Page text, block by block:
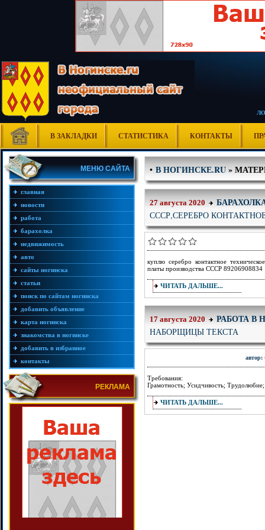
В ЗАКЛАДКИ СТАТИСТИКА КОНТАКТЫ
МЕНЮ САЙТА
главная
новости
работа
барахолка
недвижимость
авто
сайты ногинска
статьи
поиск по сайтам ногинска
добавить объявление
карта ногинска
знакомства в ногинске
добавить в избранное
контакты
РЕКЛАМА
•В НОГИНСКЕ.RU»
27 августа 2020
СССР,СЕРЕБРО
куплю серебро контактное
платы производства СССР 89206908834
ЧИТАТЬ ДАЛЬШЕ...
17 августа 2020 РАБОТА В
НАБОРЩИЦЫ ТЕКСТА
автор:
Требования:
Грамотность; Усидчивость;
ЧИТАТЬ ДАЛЬШЕ...